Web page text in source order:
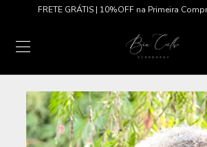
FRETE GRÁTIS | 10%OFF na Primeira